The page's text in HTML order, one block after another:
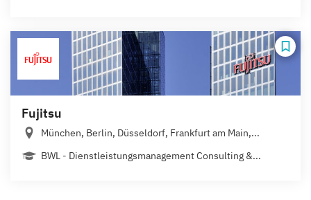
Fujitsu
München, Berlin, Düsseldorf, Frankfurt am Main,...
BWL - Dienstleistungsmanagement Consulting &...